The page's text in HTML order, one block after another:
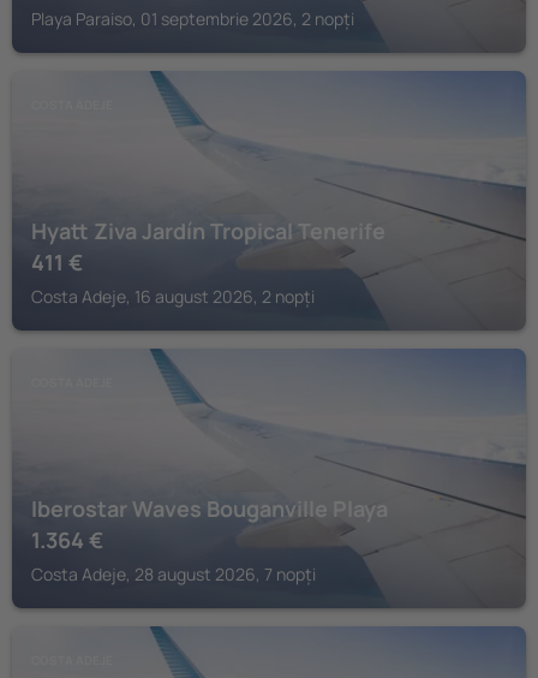
Playa Paraiso, 01 septembrie 2026, 2 nopți
Hyatt Ziva Jardín Tropical Tenerife
411 €
Costa Adeje, 16 august 2026, 2 nopți
Iberostar Waves Bouganville Playa
1.364 €
Costa Adeje, 28 august 2026, 7 nopți